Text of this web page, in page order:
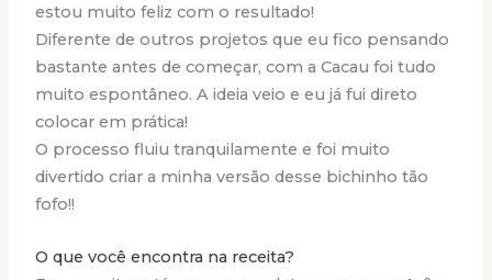
estou muito feliz com o resultado!
Diferente de outros projetos que eu fico pensando
bastante antes de começar, com a Cacau foi tudo
muito espontâneo. A ideia veio e eu já fui direto
colocar em prática!
O processo fluiu tranquilamente e foi muito
divertido criar a minha versão desse bichinho tão
fofo!!
O que você encontra na receita?